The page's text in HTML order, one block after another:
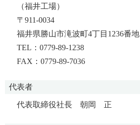
（福井工場）
〒911-0034
福井県勝山市滝波町4丁目1236番地
TEL：0779-89-1238
FAX：0779-89-7036
代表者
代表取締役社長 朝岡 正